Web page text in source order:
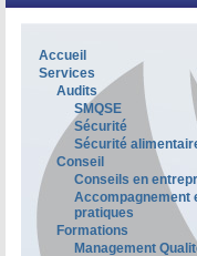
Accueil
Services
Audits
SMQSE
Sécurité
Sécurité
Conseil
Conseils en
Accompagnement
pratiques
Formations
Management